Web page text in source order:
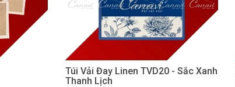
Túi Vải Đay Linen TVD20 - Sắc Xanh
Thanh Lịch